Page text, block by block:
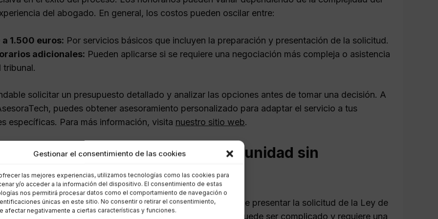
Gestionar el consentimiento de las cookies
las mejores experiencias, utilizamos tecnologías como las cookies para
y/o acceder a la información del dispositivo. El consentimiento de estas
nos permitirá procesar datos como el comportamiento de navegación o
únicas en este sitio. No consentir o retirar el consentimiento,
afectar negativamente a ciertas características y funciones.
del abogado. En general, los costos pueden oscilar entre:
1.500 euros: Por servicios básicos que incluyen la preparación y presentación de la solicitud.
adicionales: Pueden aplicarse si se requiere una negociación más compleja o asistencia
tribunal.
solicitar un presupuesto detallado y analizar las opciones antes de tomar una decisión. A
puedes obtener asesoramiento personalizado para adaptar el servicio a tus
específicas. Para más información, visita nuestro sitio web.
solicitar la Ley de Segunda Oportunidad sin
contar con un abogado especializado, es posible presentar la solicitud de la Ley de
sin asistencia legal. Sin embargo, este proceso puede ser complicado y requiere una